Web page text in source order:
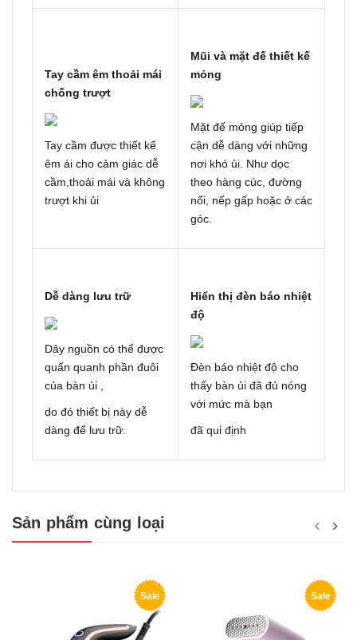
Tay cầm êm thoải mái
chống trượt
Tay cầm được thiết kế
êm ái cho cảm giác dễ
cầm,thoải mái và không
trượt khi ủi
Mũi và mặt đế thiết kế
mỏng
Mặt đế mỏng giúp tiếp
cận dễ dàng với những
nơi khó ủi. Như dọc
theo hàng cúc, đường
nổi, nếp gấp hoặc ở các
góc.
Dễ dàng lưu trữ
Dây nguồn có thể được
quấn quanh phần đuôi
của bàn ủi ,
do đó thiết bị này dễ
dàng để lưu trữ.
Hiển thị đèn báo nhiệt
độ
Đèn báo nhiệt độ cho
thấy bàn ủi đã đủ nóng
với mức mà bạn
đã qui định
Sản phẩm cùng loại
Sale Sale